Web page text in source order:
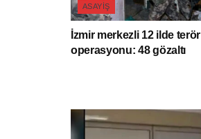
ASAYIŞ
İzmir merkezli 12 ilde terör
operasyonu: 48 gözaltı